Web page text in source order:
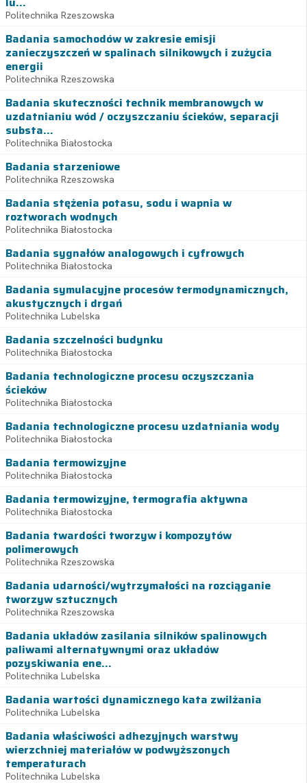
Politechnika Rzeszowska
Badania samochodów w zakresie emisji
zanieczyszczeń w spalinach silnikowych i zużycia
energii
Politechnika Rzeszowska
Badania skuteczności technik membranowych w
uzdatnianiu wód / oczyszczaniu ścieków, separacji
substa...
Politechnika Białostocka
Badania starzeniowe
Politechnika Rzeszowska
Badania stężenia potasu, sodu i wapnia w
roztworach wodnych
Politechnika Białostocka
Badania sygnałów analogowych i cyfrowych
Politechnika Białostocka
Badania symulacyjne procesów termodynamicznych,
akustycznych i drgań
Politechnika Lubelska
Badania szczelności budynku
Politechnika Białostocka
Badania technologiczne procesu oczyszczania
ścieków
Politechnika Białostocka
Badania technologiczne procesu uzdatniania wody
Politechnika Białostocka
Badania termowizyjne
Politechnika Białostocka
Badania termowizyjne, termografia aktywna
Politechnika Białostocka
Badania twardości tworzyw i kompozytów
polimerowych
Politechnika Rzeszowska
Badania udarności/wytrzymałości na rozciąganie
tworzyw sztucznych
Politechnika Rzeszowska
Badania układów zasilania silników spalinowych
paliwami alternatywnymi oraz układów
pozyskiwania ene...
Politechnika Lubelska
Badania wartości dynamicznego kata zwilżania
Politechnika Lubelska
Badania właściwości adhezyjnych warstwy
wierzchniej materiałów w podwyższonych
temperaturach
Politechnika Lubelska